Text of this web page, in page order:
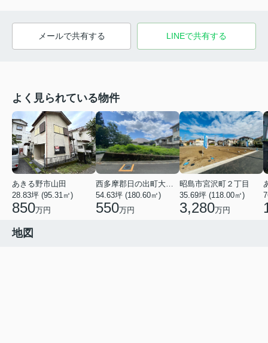
メールで共有する LINEで共有する
よく見られている物件
あきる野市山田
28.83坪 (95.31㎡)
850万円
54.63坪 (180.60㎡)
550万円
昭島市宮沢町２丁目
35.69坪 (118.00㎡)
3,280万円
地図